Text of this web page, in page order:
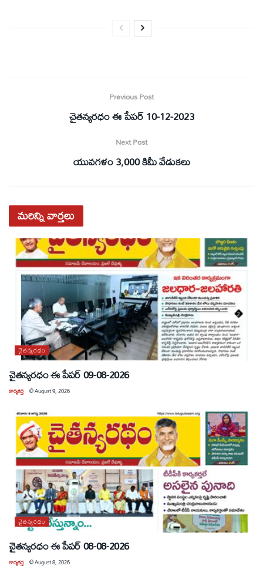
Previous Post
చైతన్యరధం ఈ పేపర్ 10-12-2023
Next Post
యువగళం 3,000 కిమీ వేడుకలు
మరిన్నివార్తలు
చైతన్యరధం
చైతన్యరధం ఈ పేపర్ 09-08-2026
కార్యకర్త @August 9, 2026
చైతన్యరధం
చైతన్యరధం ఈ పేపర్ 08-08-2026
కార్యకర్త @August 8, 2026